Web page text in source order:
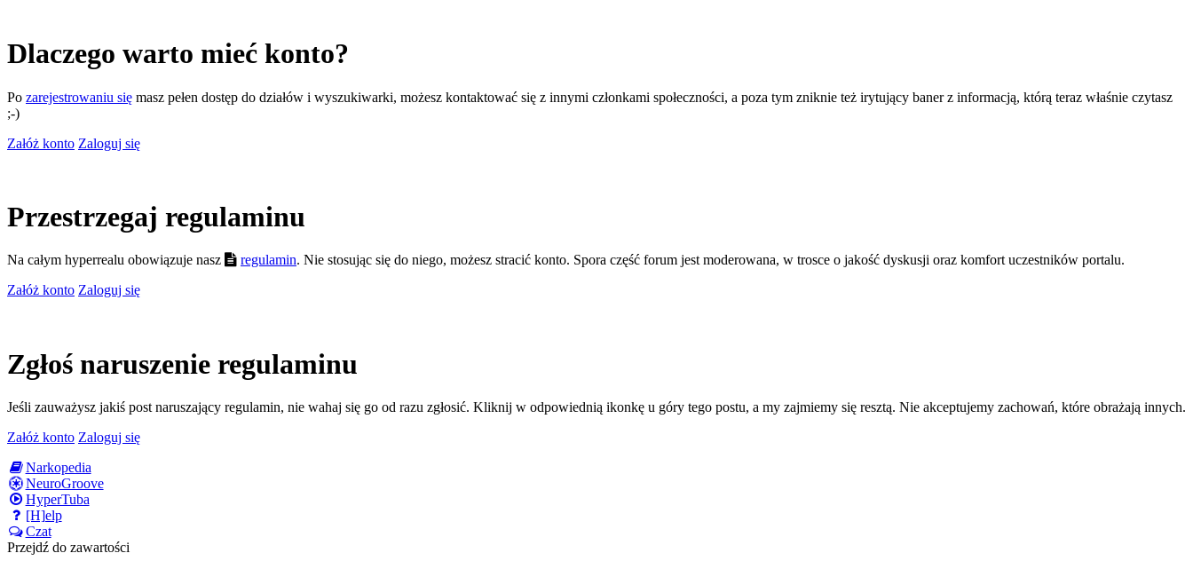
Dlaczego warto mieć konto?
Po zarejestrowaniu się masz pełen dostęp do działów i wyszukiwarki, możesz kontaktować się z innymi członkami społeczności, a poza tym zniknie też irytujący baner z informacją, którą teraz właśnie czytasz
;-)
Załóż konto Zaloguj się
Przestrzegaj regulaminu
Na całym hyperrealu obowiązuje nasz regulamin. Nie stosując się do niego, możesz stracić konto. Spora część forum jest moderowana, w trosce o jakość dyskusji oraz komfort uczestników portalu.
Załóż konto Zaloguj się
Zgłoś naruszenie regulaminu
Jeśli zauważysz jakiś post naruszający regulamin, nie wahaj się go od razu zgłosić. Kliknij w odpowiednią ikonkę u góry tego postu, a my zajmiemy się resztą. Nie akceptujemy zachowań, które obrażają innych.
Załóż konto Zaloguj się
Narkopedia
NeuroGroove
HyperTuba
[H]elp
Czat
Przejdź do zawartości